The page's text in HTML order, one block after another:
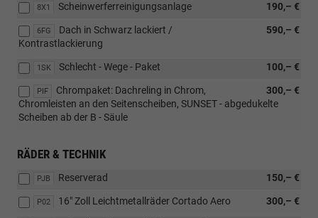
8X1 190,– €
Scheinwerferreinigungsanlage
6FG 590,– €
Dach in Schwarz lackiert /
Kontrastlackierung
1SK 100,– €
Schlecht - Wege - Paket
PIF 300,– €
Chrompaket: Dachreling in Chrom,
Chromleisten an den Seitenscheiben, SUNSET - abgedukelte
Scheiben ab der B - Säule
RÄDER & TECHNIK
PJB 150,– €
Reserverad
P02 300,– €
16" Zoll Leichtmetallräder Cortado Aero